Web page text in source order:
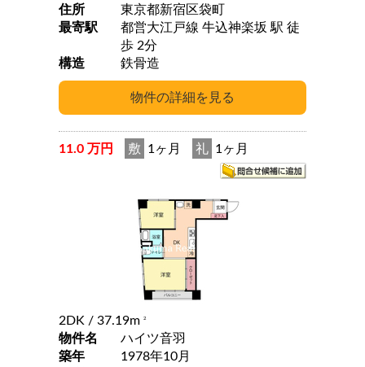
住所
東京都新宿区袋町
最寄駅
都営大江戸線 牛込神楽坂 駅 徒
歩 2分
構造
鉄骨造
11.0 万円 敷 1ヶ月 礼 1ヶ月
2DK / 37.19m 2
物件名
ハイツ音羽
築年
1978年10月